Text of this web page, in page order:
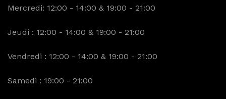
Mercredi: 12:00 - 14:00 & 19:00 - 21:00
Jeudi : 12:00 - 14:00 & 19:00 - 21:00
Vendredi : 12:00 - 14:00 & 19:00 - 21:00
Samedi : 19:00 - 21:00